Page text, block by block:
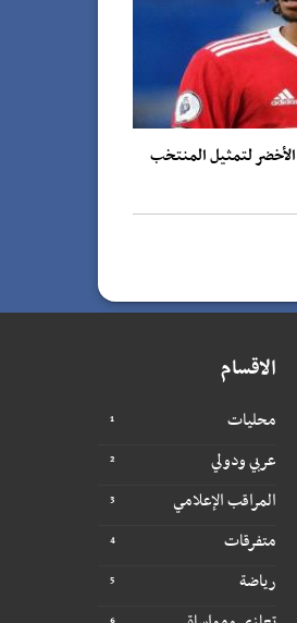
الأخضر لتمثيل المنتخب
الاقسام
محليات
عربي ودولي
المراقب الإعلامي
متفرقات
رياضة